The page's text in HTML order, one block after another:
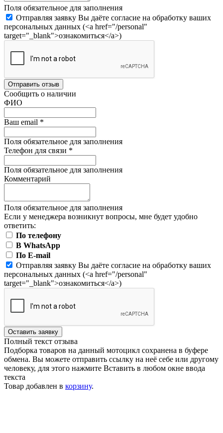
Поля обязательное для заполнения
Отправляя заявку Вы даёте согласие на обработку ваших
персональных данных (<a href="/personal"
target="_blank">ознакомиться</a>)
Отправить отзыв
Сообщить о наличии
ФИО
Ваш email *
Поля обязательное для заполнения
Телефон для связи *
Поля обязательное для заполнения
Комментарий
Поля обязательное для заполнения
Если у менеджера возникнут вопросы, мне будет удобно
ответить:
По телефону
В WhatsApp
По E-mail
Отправляя заявку Вы даёте согласие на обработку ваших
персональных данных (<a href="/personal"
target="_blank">ознакомиться</a>)
Оставить заявку
Полный текст отзыва
Подборка товаров на данный мотоцикл сохранена в буфере
обмена. Вы можете отправить ссылку на неё себе или другому
человеку, для этого нажмите Вставить в любом окне ввода
текста
Товар добавлен в корзину.